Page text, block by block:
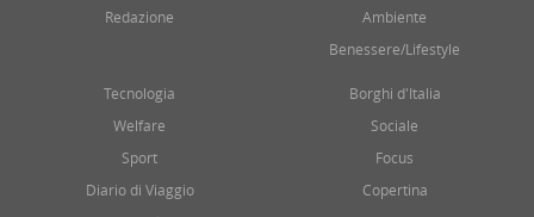
Redazione
Ambiente
Benessere/Lifestyle
Tecnologia
Welfare
Sport
Diario di Viaggio
Borghi d'Italia
Sociale
Focus
Copertina